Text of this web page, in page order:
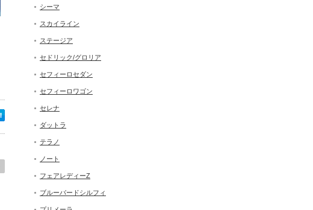
シーマ
スカイライン
ステージア
セドリック/グロリア
セフィーロセダン
セフィーロワゴン
セレナ
ダットラ
テラノ
ノート
フェアレディーZ
ブルーバードシルフィ